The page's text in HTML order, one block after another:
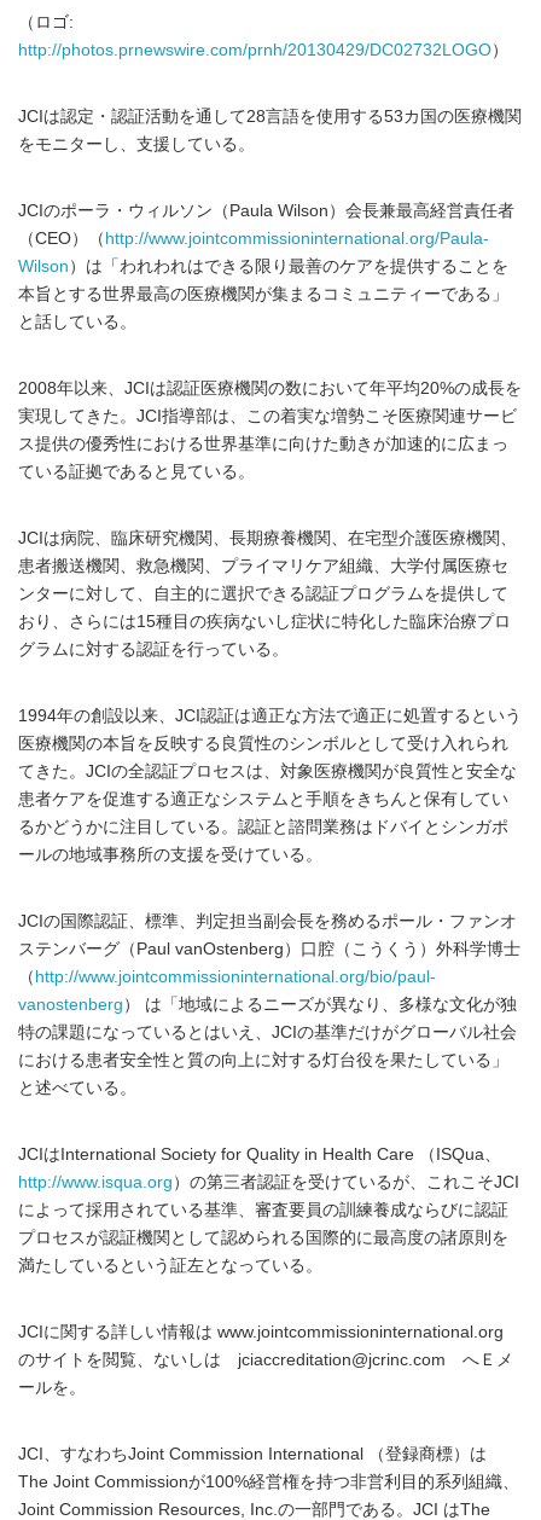
（ロゴ:
http://photos.prnewswire.com/prnh/20130429/DC02732LOGO）
JCIは認定・認証活動を通して28言語を使用する53カ国の医療機関
をモニターし、支援している。
JCIのポーラ・ウィルソン（Paula Wilson）会長兼最高経営責任者
（CEO）（ http://www.jointcommissioninternational.org/Paula-
Wilson ）は「われわれはできる限り最善のケアを提供することを
本旨とする世界最高の医療機関が集まるコミュニティーである」
と話している。
2008年以来、JCIは認証医療機関の数において年平均20%の成長を
実現してきた。JCI指導部は、この着実な増勢こそ医療関連サービ
ス提供の優秀性における世界基準に向けた動きが加速的に広まっ
ている証拠であると見ている。
JCIは病院、臨床研究機関、長期療養機関、在宅型介護医療機関、
患者搬送機関、救急機関、プライマリケア組織、大学付属医療セ
ンターに対して、自主的に選択できる認証プログラムを提供して
おり、さらには15種目の疾病ないし症状に特化した臨床治療プロ
グラムに対する認証を行っている。
1994年の創設以来、JCI認証は適正な方法で適正に処置するという
医療機関の本旨を反映する良質性のシンボルとして受け入れられ
てきた。JCIの全認証プロセスは、対象医療機関が良質性と安全な
患者ケアを促進する適正なシステムと手順をきちんと保有してい
るかどうかに注目している。認証と諮問業務はドバイとシンガポ
ールの地域事務所の支援を受けている。
JCIの国際認証、標準、判定担当副会長を務めるポール・ファンオ
ステンバーグ（Paul vanOstenberg）口腔（こうくう）外科学博士
（ http://www.jointcommissioninternational.org/bio/paul-
vanostenberg ） は「地域によるニーズが異なり、多様な文化が独
特の課題になっているとはいえ、JCIの基準だけがグローバル社会
における患者安全性と質の向上に対する灯台役を果たしている」
と述べている。
JCIはInternational Society for Quality in Health Care （ISQua、
http://www.isqua.org ）の第三者認証を受けているが、これこそJCI
によって採用されている基準、審査要員の訓練養成ならびに認証
プロセスが認証機関として認められる国際的に最高度の諸原則を
満たしているという証左となっている。
JCIに関する詳しい情報は www.jointcommissioninternational.org
のサイトを閲覧、ないしは jciaccreditation@jcrinc.com へＥメ
ールを。
JCI、すなわちJoint Commission International （登録商標）は
The Joint Commissionが100%経営権を持つ非営利目的系列組織、
Joint Commission Resources, Inc.の一部門である。JCI はThe